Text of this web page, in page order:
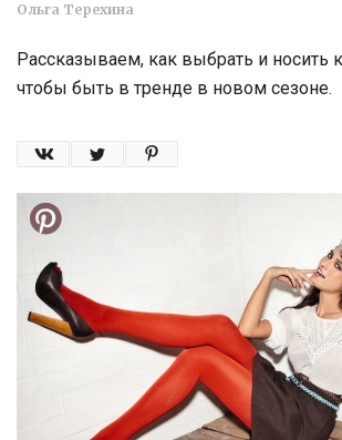
Мода
Стиль жизни
Ольга Терехина
Рассказываем, как выбрать и носить
чтобы быть в тренде в новом сезоне.